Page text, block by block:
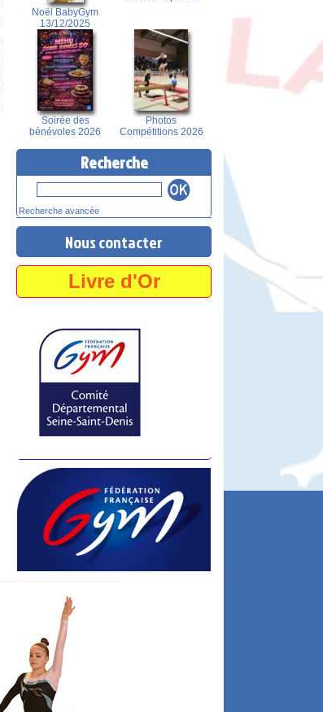
Noël BabyGym
13/12/2025
Soirée des
bénévoles 2026
Photos
Compétitions 2026
Recherche
Recherche avancée
Nous contacter
Livre d'Or